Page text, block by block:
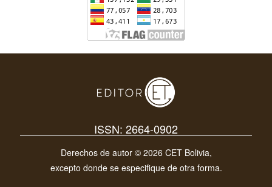
ISSN: 2664-0902
Derechos de autor © 2026 CET Bolivia,
excepto donde se especifique de otra forma.